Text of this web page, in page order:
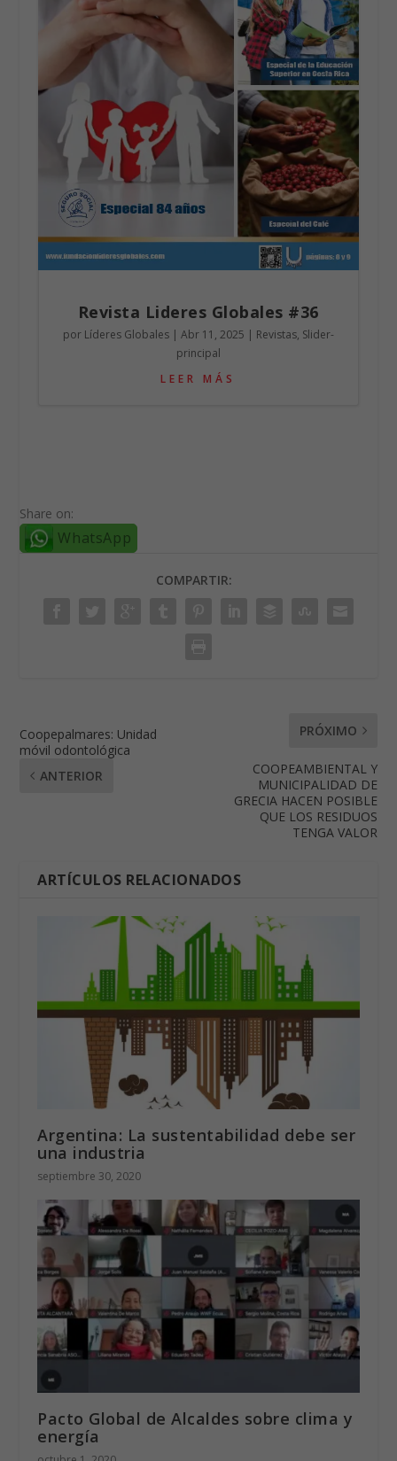
Revista Lideres Globales #36
por Líderes Globales| Abr 11, 2025 | Revistas, Slider-
principal
LEER MÁS
Share on:
WhatsApp
COMPARTIR:
Coopepalmares: Unidad
móvil odontológica
ANTERIOR
PRÓXIMO
COOPEAMBIENTAL Y
MUNICIPALIDAD DE
GRECIA HACEN POSIBLE
QUE LOS RESIDUOS
TENGA VALOR
ARTÍCULOS RELACIONADOS
Argentina: La sustentabilidad debe ser
una industria
septiembre 30, 2020
Pacto Global de Alcaldes sobre clima y
energía